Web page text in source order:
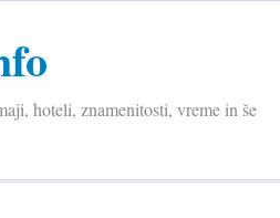
hoteli, znamenitosti, vreme in še